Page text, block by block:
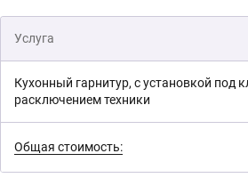
Услуга
Кухонный гарнитур, с установкой под
расключением техники
Общая стоимость: